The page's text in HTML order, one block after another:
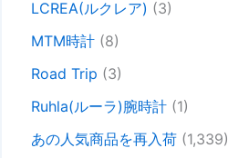
LCREA(ルクレア) (3)
MTM時計 (8)
Road Trip (3)
Ruhla(ルーラ)腕時計 (1)
あの人気商品を再入荷 (1,339)